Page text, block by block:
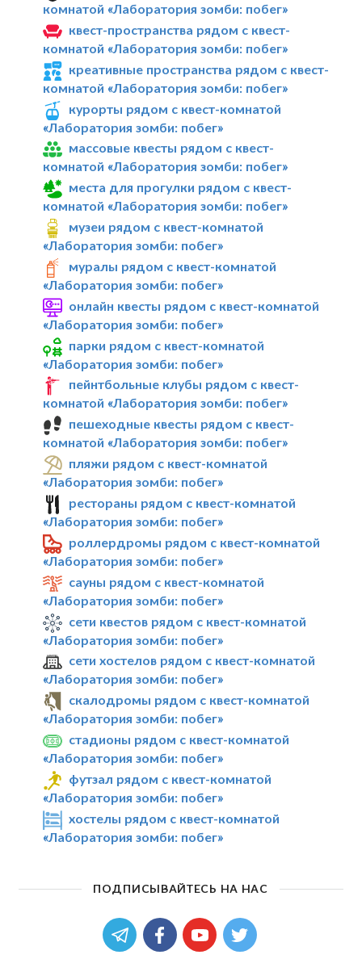
комнатой «Лаборатория зомби: побег»
квест-пространства рядом с квест-
комнатой «Лаборатория зомби: побег»
креативные пространства рядом с квест-
комнатой «Лаборатория зомби: побег»
курорты рядом с квест-комнатой
«Лаборатория зомби: побег»
массовые квесты рядом с квест-
комнатой «Лаборатория зомби: побег»
места для прогулки рядом с квест-
комнатой «Лаборатория зомби: побег»
музеи рядом с квест-комнатой
«Лаборатория зомби: побег»
муралы рядом с квест-комнатой
«Лаборатория зомби: побег»
онлайн квесты рядом с квест-комнатой
«Лаборатория зомби: побег»
парки рядом с квест-комнатой
«Лаборатория зомби: побег»
пейнтбольные клубы рядом с квест-
комнатой «Лаборатория зомби: побег»
пешеходные квесты рядом с квест-
комнатой «Лаборатория зомби: побег»
пляжи рядом с квест-комнатой
«Лаборатория зомби: побег»
рестораны рядом с квест-комнатой
«Лаборатория зомби: побег»
роллердромы рядом с квест-комнатой
«Лаборатория зомби: побег»
сауны рядом с квест-комнатой
«Лаборатория зомби: побег»
сети квестов рядом с квест-комнатой
«Лаборатория зомби: побег»
сети хостелов рядом с квест-комнатой
«Лаборатория зомби: побег»
скалодромы рядом с квест-комнатой
«Лаборатория зомби: побег»
стадионы рядом с квест-комнатой
«Лаборатория зомби: побег»
футзал рядом с квест-комнатой
«Лаборатория зомби: побег»
хостелы рядом с квест-комнатой
«Лаборатория зомби: побег»
ПОДПИСЫВАЙТЕСЬ НА НАС